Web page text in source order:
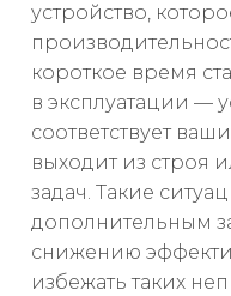
устройство,
короткое время
в эксплуатации —
соответствует
выходит из строя
задач. Такие
дополнительным
снижению
избежать таких